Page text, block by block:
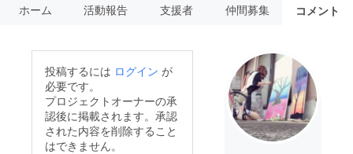
ホーム 活動報告 支援者 仲間募集 コメント
投稿するには ログイン が
必要です。
プロジェクトオーナーの承
認後に掲載されます。承認
された内容を削除すること
はできません。